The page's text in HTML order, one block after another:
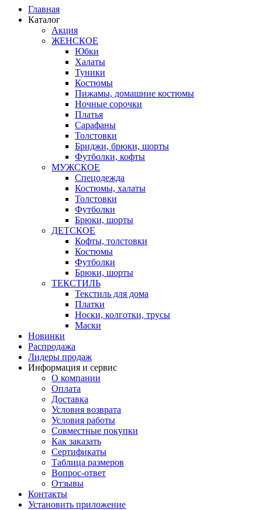
Главная
Каталог
Акция
ЖЕНСКОЕ
Юбки
Халаты
Туники
Костюмы
Пижамы, домашние костюмы
Ночные сорочки
Платья
Сарафаны
Толстовки
Бриджи, брюки, шорты
Футболки, кофты
МУЖСКОЕ
Спецодежда
Костюмы, халаты
Толстовки
Футболки
Брюки, шорты
ДЕТСКОЕ
Кофты, толстовки
Костюмы
Футболки
Брюки, шорты
ТЕКСТИЛЬ
Текстиль для дома
Платки
Носки, колготки, трусы
Маски
Новинки
Распродажа
Лидеры продаж
Информация и сервис
О компании
Оплата
Доставка
Условия возврата
Условия работы
Совместные покупки
Как заказать
Сертификаты
Таблица размеров
Вопрос-ответ
Отзывы
Контакты
Установить приложение